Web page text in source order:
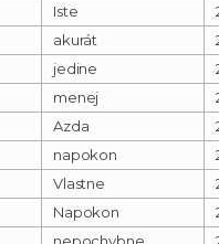
Iste
akurát
jedine
menej
Azda
napokon
Vlastne
Napokon
nepochybne